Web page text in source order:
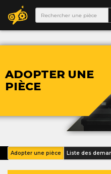
ADOPTER UNE
PIÈCE
Adopter une pièce Liste des